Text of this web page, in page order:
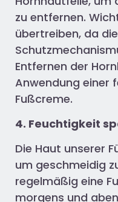
zu entfernen.
übertreiben, da
Entfernen der
Anwendung einer
Fußcreme.
4. Feuchtigkeit
Die Haut unserer
um geschmeidig
regelmäßig eine
morgens und